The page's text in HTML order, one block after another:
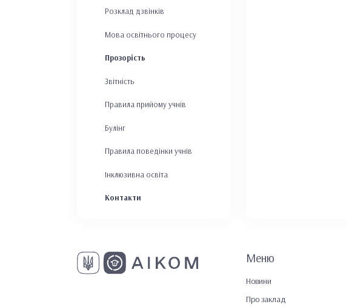
Розклад дзвінків
Мова освітнього процесу
Прозорість
Звітність
Правила прийому учнів
Булінг
Правила поведінки учнів
Інклюзивна освіта
Контакти
Меню
Новини
Про заклад